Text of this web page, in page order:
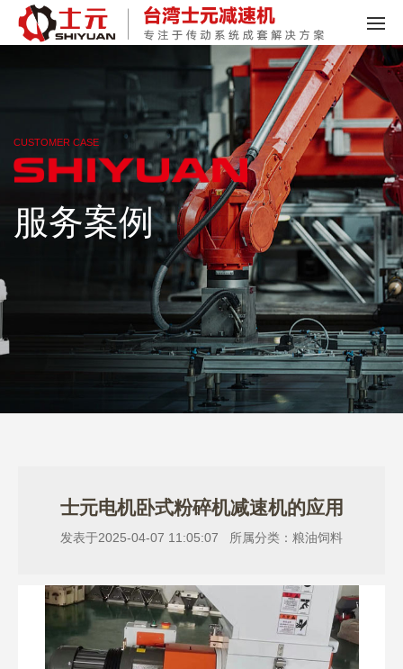
CUSTOMER CASE
服务案例
士元电机卧式粉碎机减速机的应用
发表于2025-04-07 11:05:07 所属分类：粮油饲料